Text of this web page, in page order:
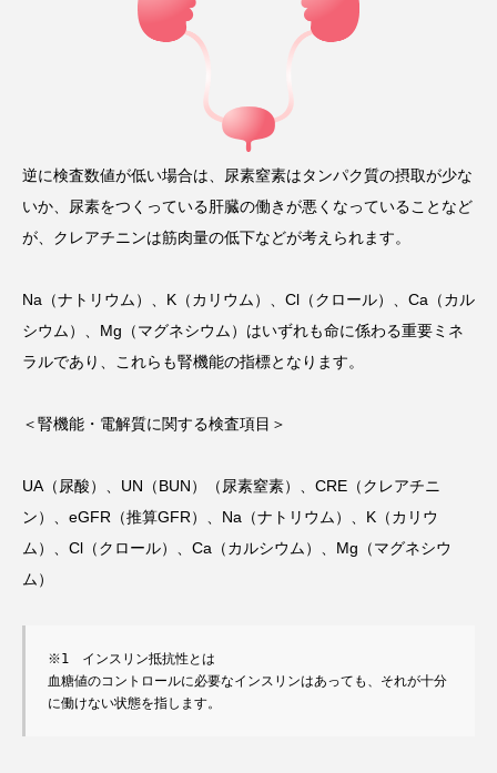
逆に検査数値が低い場合は、尿素窒素はタンパク質の摂取が少な
いか、尿素をつくっている肝臓の働きが悪くなっていることなど
が、クレアチニンは筋肉量の低下などが考えられます。
Na（ナトリウム）、K（カリウム）、Cl（クロール）、Ca（カル
シウム）、Mg（マグネシウム）はいずれも命に係わる重要ミネ
ラルであり、これらも腎機能の指標となります。
＜腎機能・電解質に関する検査項目＞
UA（尿酸）、UN（BUN）（尿素窒素）、CRE（クレアチニ
ン）、eGFR（推算GFR）、Na（ナトリウム）、K（カリウ
ム）、Cl（クロール）、Ca（カルシウム）、Mg（マグネシウ
ム）
※1　インスリン抵抗性とは
血糖値のコントロールに必要なインスリンはあっても、それが十分